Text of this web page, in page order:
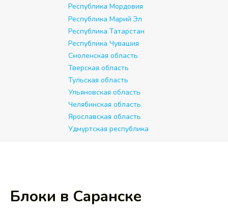
Республика Мордовия
Республика Марий Эл
Республика Татарстан
Республика Чувашия
Смоленская область
Тверская область
Тульская область
Ульяновская область
Челябинская область
Ярославская область
Удмуртская республика
Блоки в Саранске